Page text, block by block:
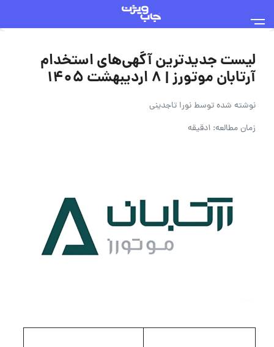
لیست جدیدترین آگهی‌های استخدام
آرتابان موتورز | 8 اردیبهشت 1405
نوشته شده توسطنورا تاجدینی
زمان مطالعه: 1دقیقه